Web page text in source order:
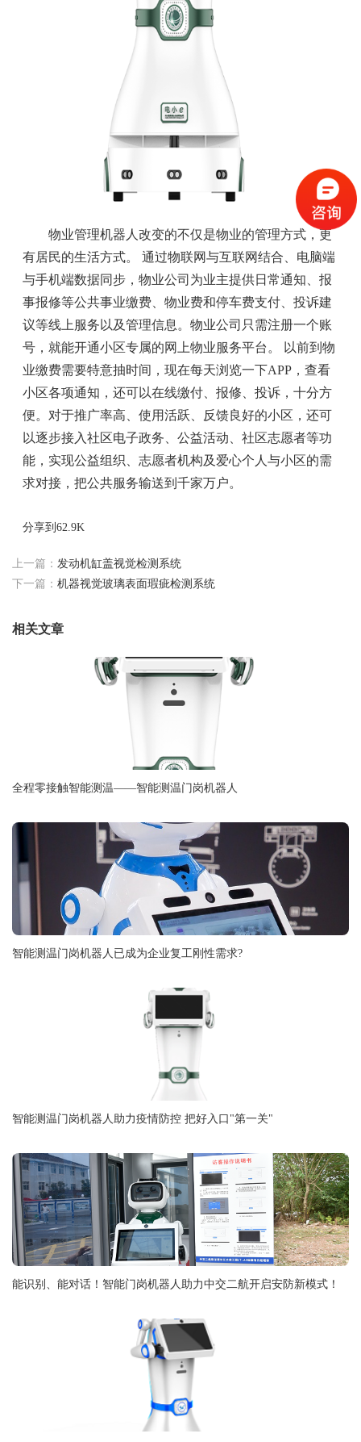
物业管理机器人改变的不仅是物业的管理方式，更
有居民的生活方式。 通过物联网与互联网结合、电脑端
与手机端数据同步，物业公司为业主提供日常通知、报
事报修等公共事业缴费、物业费和停车费支付、投诉建
议等线上服务以及管理信息。物业公司只需注册一个账
号，就能开通小区专属的网上物业服务平台。 以前到物
业缴费需要特意抽时间，现在每天浏览一下APP，查看
小区各项通知，还可以在线缴付、报修、投诉，十分方
便。对于推广率高、使用活跃、反馈良好的小区，还可
以逐步接入社区电子政务、公益活动、社区志愿者等功
能，实现公益组织、志愿者机构及爱心个人与小区的需
求对接，把公共服务输送到千家万户。
分享到62.9K
上一篇： 发动机缸盖视觉检测系统
下一篇： 机器视觉玻璃表面瑕疵检测系统
相关文章
全程零接触智能测温——智能测温门岗机器人
智能测温门岗机器人已成为企业复工刚性需求?
智能测温门岗机器人助力疫情防控 把好入口"第一关"
能识别、能对话！智能门岗机器人助力中交二航开启安防新模式！